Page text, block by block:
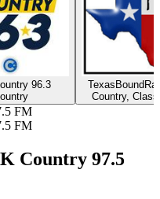
96.3
Country,
FM
FM
Country 97.5